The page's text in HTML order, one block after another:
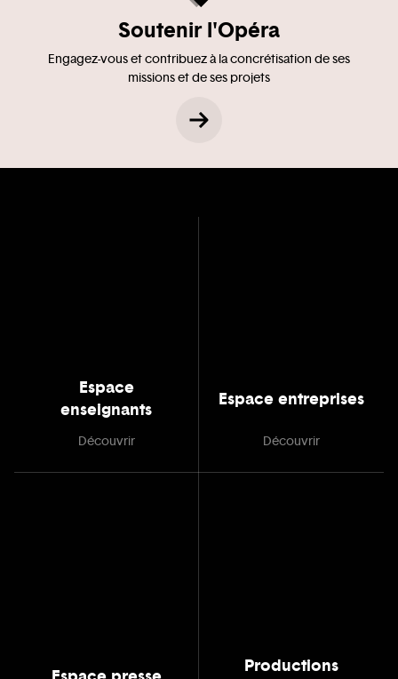
Soutenir l'Opéra
Engagez-vous et contribuez à la concrétisation de ses
missions et de ses projets
Espace
enseignants
Découvrir
Espace entreprises
Découvrir
Productions